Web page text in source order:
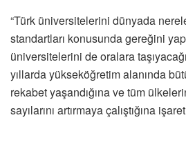
“Türk üniversitelerini dünyada
standartları konusunda gereğini
üniversitelerini de oralara
yıllarda yükseköğretim alanında
rekabet yaşandığına ve tüm
sayılarını artırmaya çalıştığına